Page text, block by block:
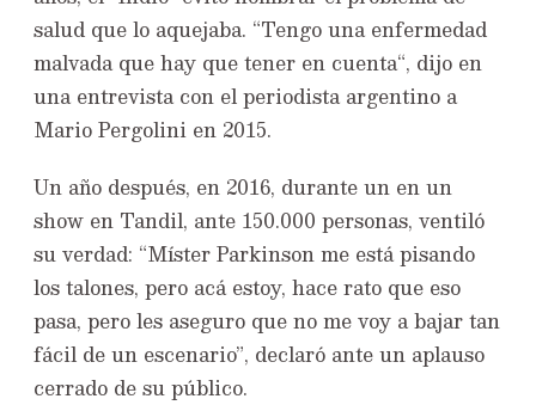
salud que lo aquejaba. “Tengo una enfermedad
malvada que hay que tener en cuenta“, dijo en
una entrevista con el periodista argentino a
Mario Pergolini en 2015.
Un año después, en 2016, durante un en un
show en Tandil, ante 150.000 personas, ventiló
su verdad: “Míster Parkinson me está pisando
los talones, pero acá estoy, hace rato que eso
pasa, pero les aseguro que no me voy a bajar tan
fácil de un escenario”, declaró ante un aplauso
cerrado de su público.